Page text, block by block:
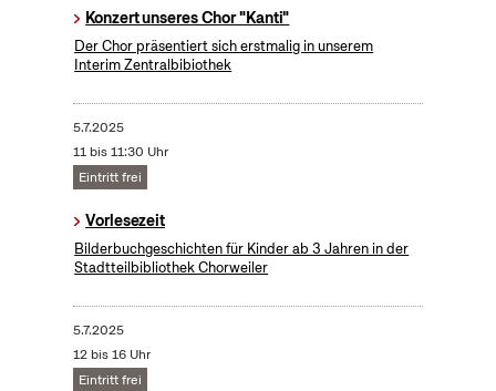
Konzert unseres Chor "Kanti"
Der Chor präsentiert sich erstmalig in unserem
Interim Zentralbibiothek
5.7.2025
11 bis 11:30 Uhr
Eintritt frei
Vorlesezeit
Bilderbuchgeschichten für Kinder ab 3 Jahren in der
Stadtteilbibliothek Chorweiler
5.7.2025
12 bis 16 Uhr
Eintritt frei